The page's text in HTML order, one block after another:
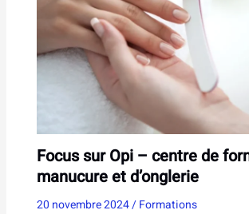
Focus sur Opi – centre de
manucure et d’onglerie
20 novembre 2024/Formations